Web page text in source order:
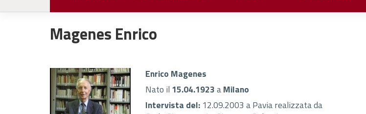
Magenes Enrico
Enrico Magenes
Nato il 15.04.1923aMilano
Intervista del: 12.09.2003 a Pavia realizzata da